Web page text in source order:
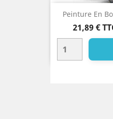
Peinture En
Prix
21,89 €